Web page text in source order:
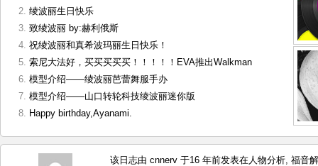
绫波丽生日快乐
致绫波丽 by:赫利俄斯
祝绫波丽和真希波玛丽生日快乐！
索尼大法好，买买买买买！！！！！EVA推出Walkman
模型介绍——绫波丽芭蕾舞服手办
模型介绍——山口转轮科技绫波丽迷你版
Happy birthday,Ayanami.
该日志由 cnnerv 于16 年前发表在人物分析, 福音